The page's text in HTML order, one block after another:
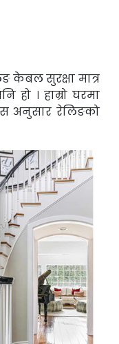
केबल सुरक्षा मात्र
हो । हाम्रो घरमा
अनुसार रेलिङको